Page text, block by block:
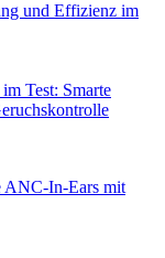
und Effizienz im
Test: Smarte
ANC-In-Ears mit